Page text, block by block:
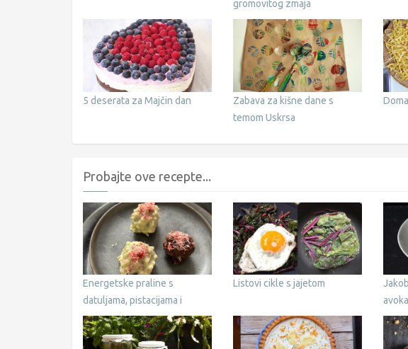
gromovitog zmaja
5 deserata za Majčin dan
Zabava za kišne dane s
temom Uskrsa
Probajte ove recepte...
Energetske praline s
datuljama, pistacijama i
matcha preljevom
Listovi cikle s jajetom